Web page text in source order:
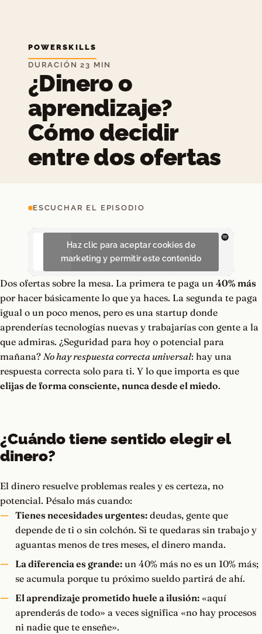
POWERSKILLS
DURACIÓN 23 MIN
¿Dinero o
aprendizaje?
Cómo decidir
entre dos ofertas
ESCUCHAR EL EPISODIO
Haz clic para aceptar cookies de
marketing y permitir este contenido
Dos ofertas sobre la mesa. La primera te paga un 40% más
por hacer básicamente lo que ya haces. La segunda te paga
igual o un poco menos, pero es una startup donde
aprenderías tecnologías nuevas y trabajarías con gente a la
que admiras. ¿Seguridad para hoy o potencial para
mañana? No hay respuesta correcta universal: hay una
respuesta correcta solo para ti. Y lo que importa es que
elijas de forma consciente, nunca desde el miedo.
¿Cuándo tiene sentido elegir el
dinero?
El dinero resuelve problemas reales y es certeza, no
potencial. Pésalo más cuando:
Tienes necesidades urgentes:deudas, gente que
depende de ti o sin colchón. Si te quedaras sin trabajo y
aguantas menos de tres meses, el dinero manda.
La diferencia es grande:un 40% más no es un 10% más;
se acumula porque tu próximo sueldo partirá de ahí.
El aprendizaje prometido huele a ilusión:«aquí
aprenderás de todo» a veces significa «no hay procesos
ni nadie que te enseñe».